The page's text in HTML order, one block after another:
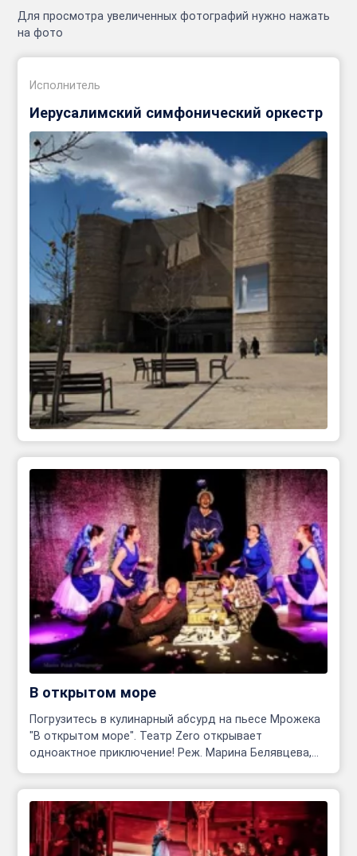
Для просмотра увеличенных фотографий нужно нажать
на фото
Исполнитель
Иерусалимский симфонический оркестр
В открытом море
Погрузитесь в кулинарный абсурд на пьесе Мрожека
"В открытом море". Театр Zero открывает
одноактное приключение! Реж. Марина Белявцева,